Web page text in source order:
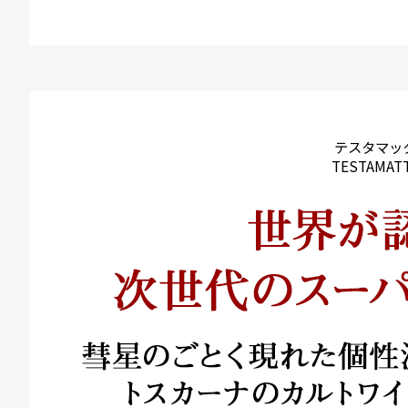
テスタマッ